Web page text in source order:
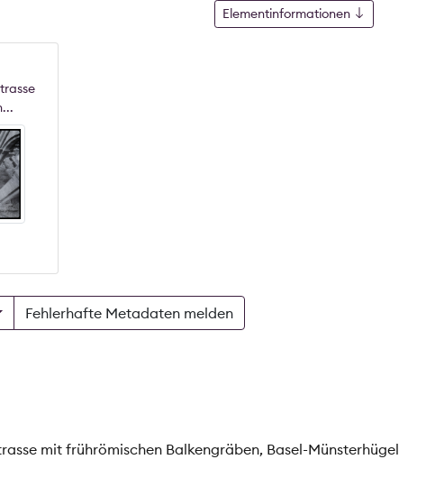
Elementinformationen
Fehlerhafte Metadaten melden
mit frührömischen Balkengräben, Basel-Münsterhügel